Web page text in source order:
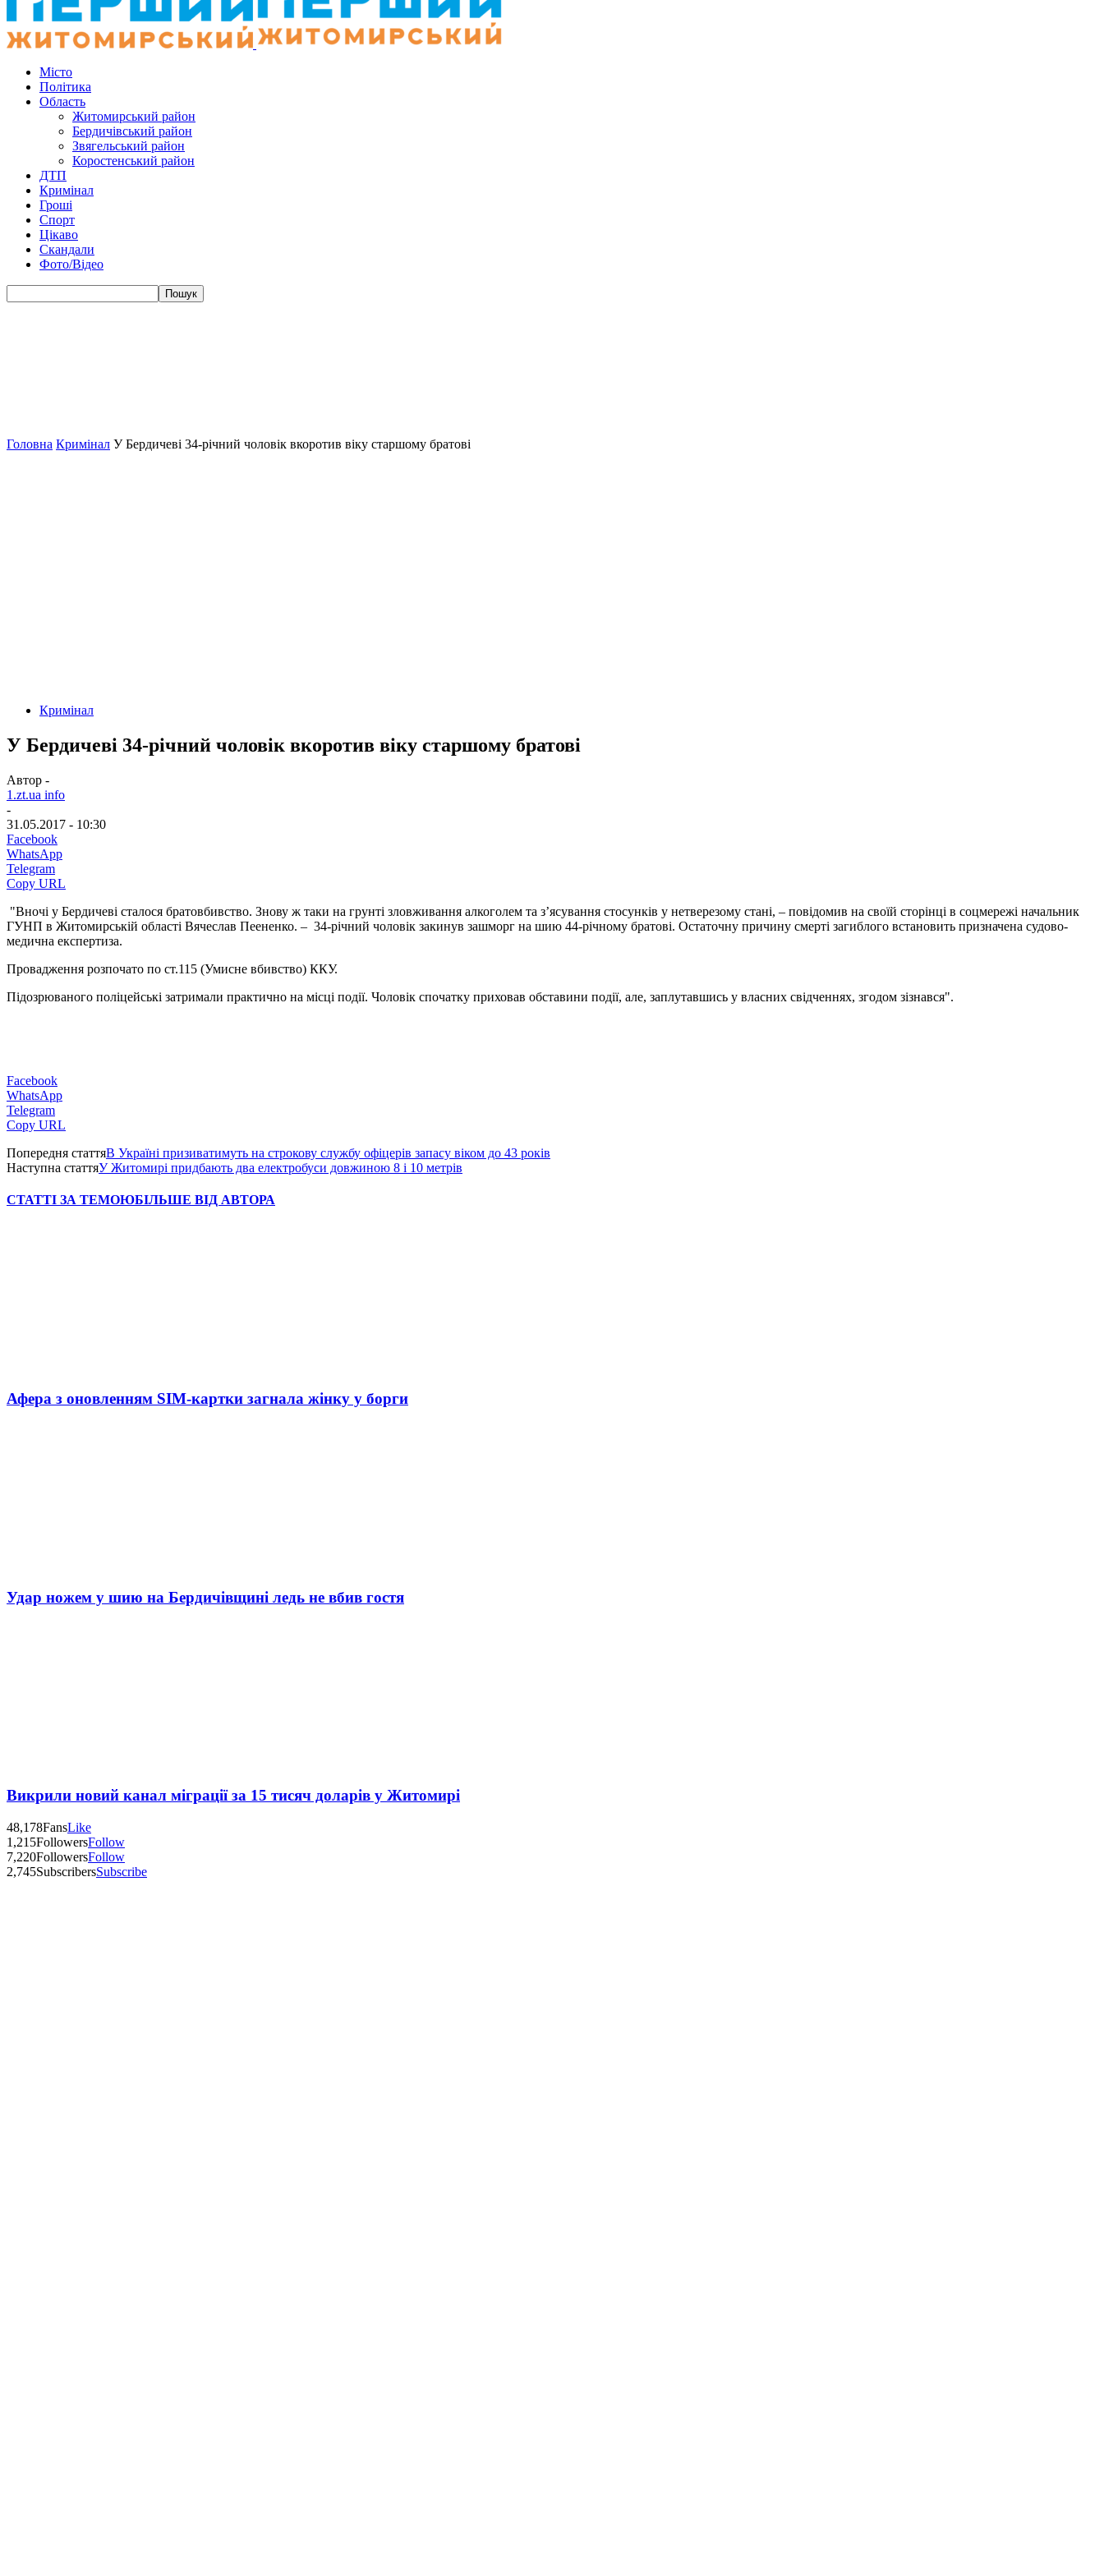
Місто
Політика
Область
Житомирський район
Бердичівський район
Звягельський район
Коростенський район
ДТП
Кримінал
Гроші
Спорт
Цікаво
Скандали
Фото/Відео
Головна Кримінал У Бердичеві 34-річний чоловік вкоротив віку старшому братові
Кримінал
У Бердичеві 34-річний чоловік вкоротив віку старшому братові
Автор -
1.zt.ua info
-
31.05.2017 - 10:30
Facebook
WhatsApp
Telegram
Copy URL
"Вночі у Бердичеві сталося братовбивство. Знову ж таки на грунті зловживання алкоголем та з’ясування стосунків у нетверезому стані, – повідомив на своїй сторінці в соцмережі начальник
ГУНП в Житомирській області Вячеслав Пеененко. – 34-річний чоловік закинув зашморг на шию 44-річному братові. Остаточну причину смерті загиблого встановить призначена судово-
медична експертиза.
Провадження розпочато по ст.115 (Умисне вбивство) ККУ.
Підозрюваного поліцейські затримали практично на місці події. Чоловік спочатку приховав обставини події, але, заплутавшись у власних свідченнях, згодом зізнався".
Facebook
WhatsApp
Telegram
Copy URL
Попередня статтяВ Україні призиватимуть на строкову службу офіцерів запасу віком до 43 років
Наступна статтяУ Житомирі придбають два електробуси довжиною 8 і 10 метрів
СТАТТІ ЗА ТЕМОЮБІЛЬШЕ ВІД АВТОРА
Афера з оновленням SIM-картки загнала жінку у борги
Удар ножем у шию на Бердичівщині ледь не вбив гостя
Викрили новий канал міграції за 15 тисяч доларів у Житомирі
48,178FansLike
1,215FollowersFollow
7,220FollowersFollow
2,745SubscribersSubscribe